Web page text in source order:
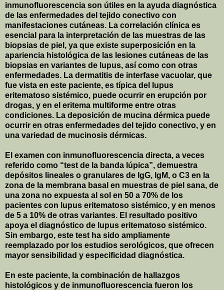
inmunofluorescencia son útiles en la ayuda diagnóstica
de las enfermedades del tejido conectivo con
manifestaciones cutáneas. La correlación clínica es
esencial para la interpretación de las muestras de las
biopsias de piel, ya que existe superposición en la
apariencia histológica de las lesiones cutáneas de las
biopsias en variantes de lupus, así como con otras
enfermedades. La dermatitis de interfase vacuolar, que
fue vista en este paciente, es típica del lupus
eritematoso sistémico, puede ocurrir en erupción por
drogas, y en el eritema multiforme entre otras
condiciones. La deposición de mucina dérmica puede
ocurrir en otras enfermedades del tejido conectivo, y en
una variedad de mucinosis dérmicas.
El examen con inmunofluorescencia directa, a veces
referido como “test de la banda lúpica”, demuestra
depósitos lineales o granulares de IgG, IgM, o C3 en la
zona de la membrana basal en muestras de piel sana, de
una zona no expuesta al sol en 50 a 70% de los
pacientes con lupus eritematoso sistémico, y en menos
de 5 a 10% de otras variantes. El resultado positivo
apoya el diagnóstico de lupus eritematoso sistémico.
Sin embargo, este test ha sido ampliamente
reemplazado por los estudios serológicos, que ofrecen
mayor sensibilidad y especificidad diagnóstica.
En este paciente, la combinación de hallazgos
histológicos y de inmunofluorescencia fueron los